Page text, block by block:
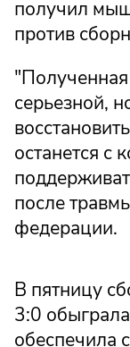
получил
против
"Полученная
серьезной,
останется с
после
федерации.
В пятницу
3:0
обеспечила